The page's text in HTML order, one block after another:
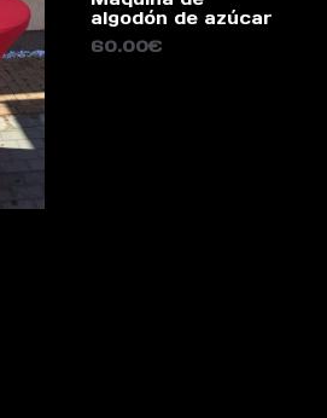
algodón de azúcar
60.00€